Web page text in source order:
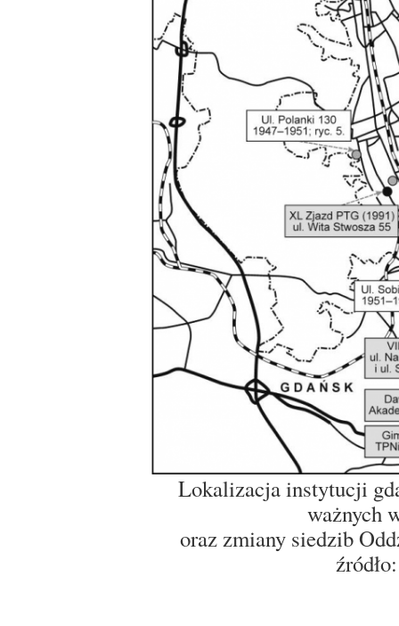
Lokalizacja instytucji
ważnych
oraz zmiany siedzib